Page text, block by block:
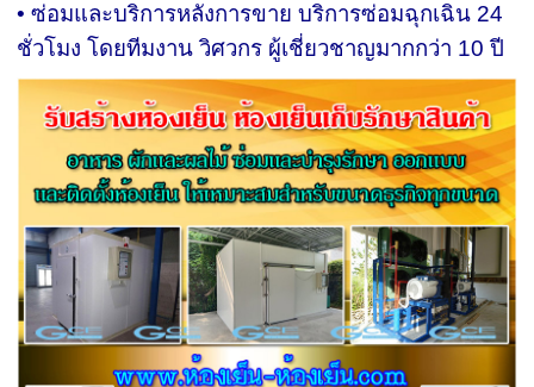
• ซ่อมและบริการหลังการขาย บริการซ่อมฉุกเฉิน 24
ชั่วโมง โดยทีมงาน วิศวกร ผู้เชี่ยวชาญมากกว่า 10 ปี